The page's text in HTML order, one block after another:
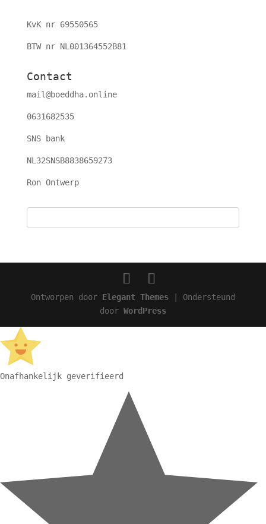
KvK nr 69550565
BTW nr NL001364552B81
Contact
mail@boeddha.online
0631682535
SNS bank
NL32SNSB8838659273
Ron Ontwerp
Ontworpen door Elegant Themes | Ondersteund
door WordPress
Onafhankelijk geverifieerd